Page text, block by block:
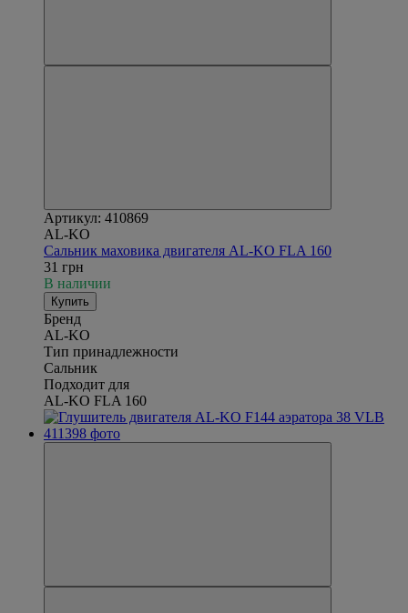
Артикул: 410869
AL-KO
Сальник маховика двигателя AL-KO FLA 160
31 грн
В наличии
Купить
Бренд
AL-KO
Тип принадлежности
Сальник
Подходит для
AL-KO FLA 160